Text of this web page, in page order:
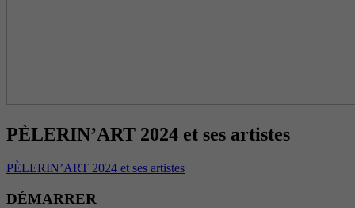
PÈLERIN’ART 2024 et ses artistes
PÈLERIN’ART 2024 et ses artistes
DÉMARRER